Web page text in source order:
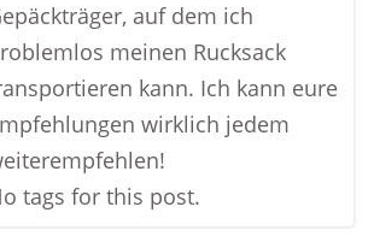
auf dem ich
meinen Rucksack
kann. Ich kann eure
wirklich jedem
tags for this post.